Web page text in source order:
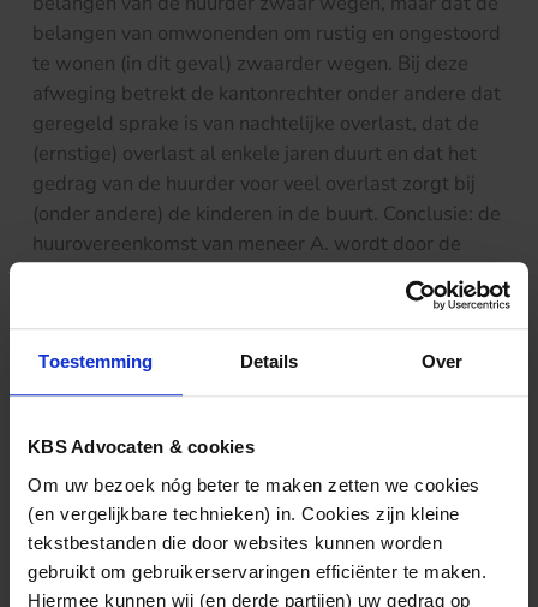
Toestemming Details Over
KBS Advocaten & cookies
Om uw bezoek nóg beter te maken zetten we cookies
(en vergelijkbare technieken) in. Cookies zijn kleine
tekstbestanden die door websites kunnen worden
gebruikt om gebruikerservaringen efficiënter te maken.
Hiermee kunnen wij (en derde partijen) uw gedrag op
belangen van omwonenden om rustig en ongestoord
te wonen (in dit geval) zwaarder wegen. Bij deze
afweging betrekt de kantonrechter onder andere dat
geregeld sprake is van nachtelijke overlast, dat de
(ernstige) overlast al enkele jaren duurt en dat het
gedrag van de huurder voor veel overlast zorgt bij
(onder andere) de kinderen in de buurt. Conclusie: de
huurovereenkomst van meneer A. wordt door de
De uitspraak ishierte vinden.
Nieuws & kennis
Ook interessant?